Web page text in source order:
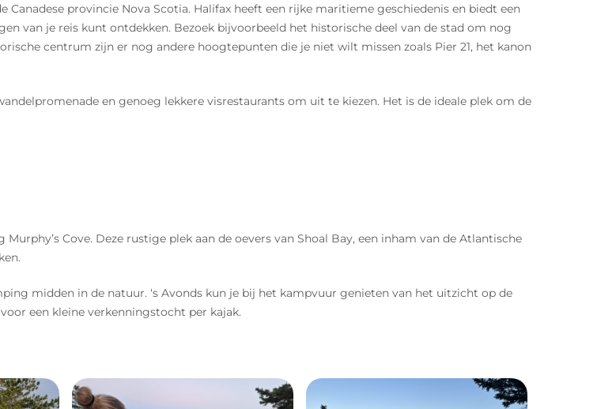
Canadese provincie Nova Scotia. Halifax heeft een rijke maritieme geschiedenis en biedt een
van je reis kunt ontdekken. Bezoek bijvoorbeeld het historische deel van de stad om nog
centrum zijn er nog andere hoogtepunten die je niet wilt missen zoals Pier 21, het kanon
en genoeg lekkere visrestaurants om uit te kiezen. Het is de ideale plek om de
Cove. Deze rustige plek aan de oevers van Shoal Bay, een inham van de Atlantische
midden in de natuur. ‘s Avonds kun je bij het kampvuur genieten van het uitzicht op de
een kleine verkenningstocht per kajak.